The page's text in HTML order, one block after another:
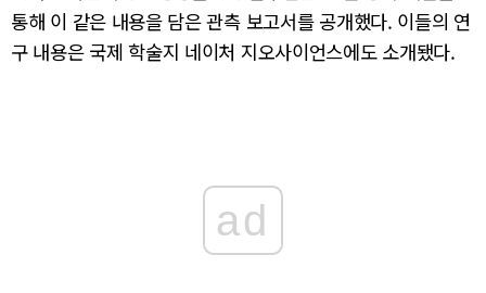
통해 이 같은 내용을 담은 관측 보고서를 공개했다. 이들의 연
구 내용은 국제 학술지 네이처 지오사이언스에도 소개됐다.
ad